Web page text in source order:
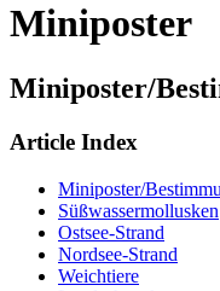
Miniposter
Miniposter/
Article Index
Miniposter/
Süßwassermollusken
Ostsee-Strand
Nordsee-Strand
Weichtiere